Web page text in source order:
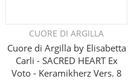
CUORE DI ARGILLA
Cuore di Argilla by Elisabetta
Carli - SACRED HEART Ex
Voto - Keramikherz Vers. 8